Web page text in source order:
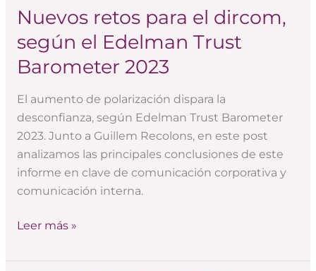
Nuevos retos para el dircom,
según el Edelman Trust
Barometer 2023
El aumento de polarización dispara la
desconfianza, según Edelman Trust Barometer
2023. Junto a Guillem Recolons, en este post
analizamos las principales conclusiones de este
informe en clave de comunicación corporativa y
comunicación interna.
Edelman
Trust
Barometer
2023
Leer más »